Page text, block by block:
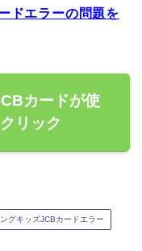
ドエラーの問題を
カードが使
リック
グキッズJCBカードエラー